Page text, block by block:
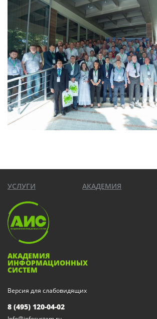
УСЛУГИ АКАДЕМИЯ
АКАДЕМИЯ
ИНФОРМАЦИОННЫХ
СИСТЕМ
Версия для слабовидящих
8 (495) 120-04-02